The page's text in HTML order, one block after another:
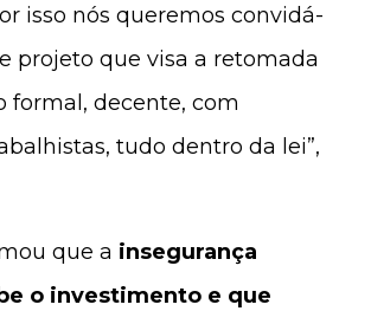
isso nós queremos convidá-
projeto que visa a retomada
formal, decente, com
tudo dentro da lei”,
que a insegurança
o investimento e que